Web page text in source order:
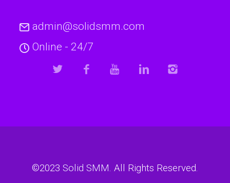
admin@solidsmm.com
Online - 24/7
©2023 Solid SMM. All Rights Reserved.